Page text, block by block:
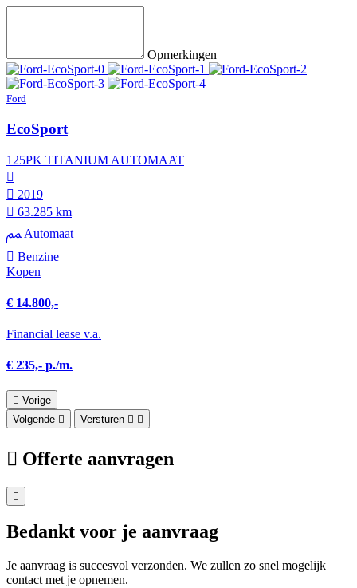
Opmerkingen
Ford
EcoSport
125PK TITANIUM AUTOMAAT
2019
63.285 km
Automaat
Benzine
Kopen
€ 14.800,-
Financial lease v.a.
€ 235,- p./m.
Vorige
Volgende
Versturen
Offerte aanvragen
Bedankt voor je aanvraag
Je aanvraag is succesvol verzonden. We zullen zo snel mogelijk
contact met je opnemen.